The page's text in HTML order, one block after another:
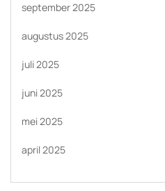
september 2025
augustus 2025
juli 2025
juni 2025
mei 2025
april 2025